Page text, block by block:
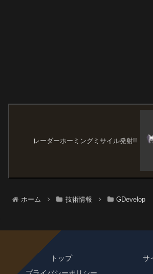
レーダーホーミングミサイル発射!!
ホーム 技術情報 GDevelop
トップ
サ